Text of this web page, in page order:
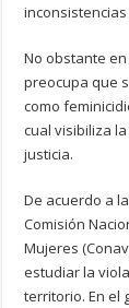
No obstante
preocupa que
como
cual visibiliza
justicia.
De acuerdo a
Comisión
Mujeres
estudiar la
territorio. En el